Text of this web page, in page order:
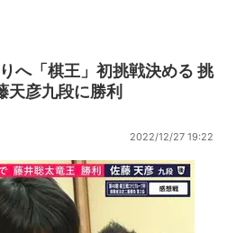
へ「棋王」初挑戦決める 挑
天彦九段に勝利
2022/12/27 19:22